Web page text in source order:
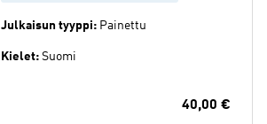
Julkaisun tyyppi: Painettu
Kielet: Suomi
40,00 €